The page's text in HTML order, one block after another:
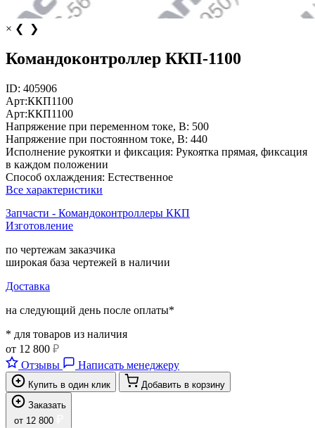
× ❮ ❯
Командоконтроллер ККП-1100
ID: 405906
Арт:ККП1100
Арт:ККП1100
Напряжение при переменном токе, В: 500
Напряжение при постоянном токе, В: 440
Исполнение рукоятки и фиксация: Рукоятка прямая, фиксация
в каждом положении
Способ охлаждения: Естественное
Все характеристики
Запчасти - Командоконтроллеры ККП
Изготовление
по чертежам заказчика
широкая база чертежей в наличии
Доставка
на следующий день после оплаты*
* для товаров из наличия
от 12 800 ₽
Отзывы
Написать менеджеру
Купить в один клик
Добавить в корзину
Заказать
от 12 800